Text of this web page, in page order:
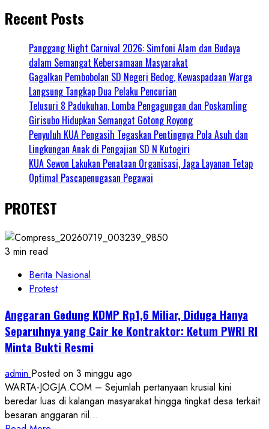
Recent Posts
Panggang Night Carnival 2026: Simfoni Alam dan Budaya
dalam Semangat Kebersamaan Masyarakat
Gagalkan Pembobolan SD Negeri Bedog, Kewaspadaan Warga
Langsung Tangkap Dua Pelaku Pencurian
Telusuri 8 Padukuhan, Lomba Pengagungan dan Poskamling
Girisubo Hidupkan Semangat Gotong Royong
Penyuluh KUA Pengasih Tegaskan Pentingnya Pola Asuh dan
Lingkungan Anak di Pengajian SD N Kutogiri
KUA Sewon Lakukan Penataan Organisasi, Jaga Layanan Tetap
Optimal Pascapenugasan Pegawai
PROTEST
3 min read
Berita Nasional
Protest
Anggaran Gedung KDMP Rp1,6 Miliar, Diduga Hanya
Separuhnya yang Cair ke Kontraktor: Ketum PWRI RI
Minta Bukti Resmi
admin Posted on 3 minggu ago
WARTA-JOGJA.COM – Sejumlah pertanyaan krusial kini
beredar luas di kalangan masyarakat hingga tingkat desa terkait
besaran anggaran riil...